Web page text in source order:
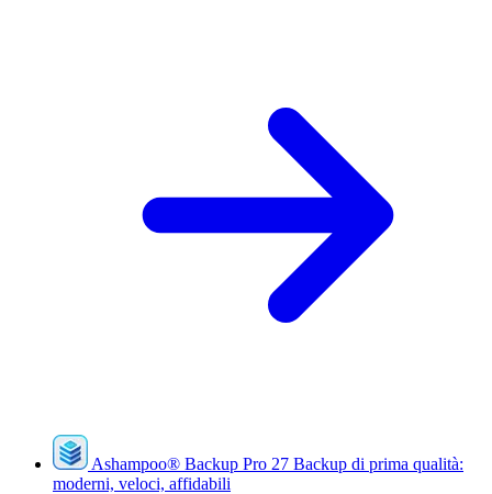
Ashampoo® Backup Pro 27 Backup di prima qualità:
moderni, veloci, affidabili